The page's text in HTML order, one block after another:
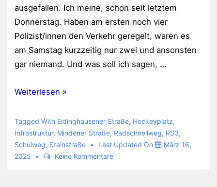
ausgefallen. Ich meine, schon seit letztem
Donnerstag. Haben am ersten noch vier
Polizist/innen den Verkehr geregelt, waren es
am Samstag kurzzeitig nur zwei und ansonsten
gar niemand. Und was soll ich sagen, …
Kreisel
der
Kreuzung
Mindener-,
Stein-
Weiterlesen »
Tagged With Eidinghausener Straße, Hockeyplatz,
Infrastruktur, Mindener Straße, Radschnellweg, RS3,
Schulweg, Steinstraße Last Updated On
März 16,
2025
Keine Kommentare